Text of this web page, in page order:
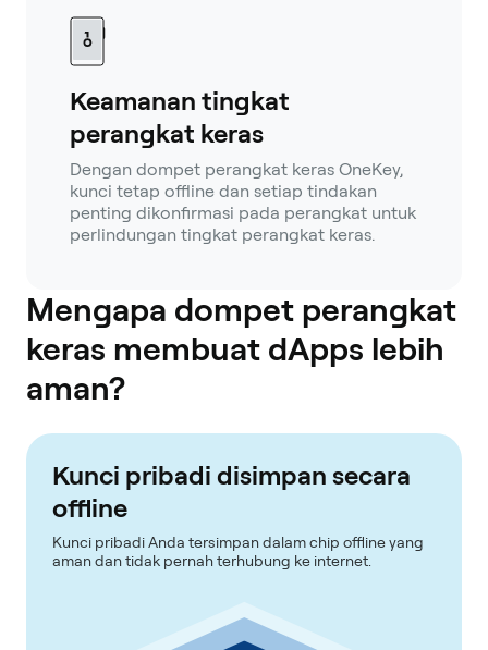
Keamanan tingkat
perangkat keras
Dengan dompet perangkat keras OneKey,
kunci tetap offline dan setiap tindakan
penting dikonfirmasi pada perangkat untuk
perlindungan tingkat perangkat keras.
Mengapa dompet perangkat
keras membuat dApps lebih
aman?
Kunci pribadi disimpan secara
offline
Kunci pribadi Anda tersimpan dalam chip offline yang
aman dan tidak pernah terhubung ke internet.